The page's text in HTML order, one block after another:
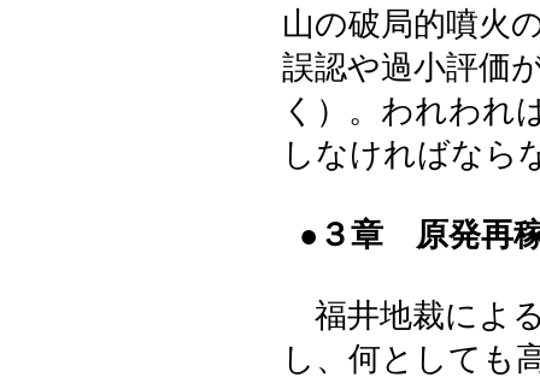
山の破局的噴火
誤認や過小評価
く）。われわれ
しなければなら
●３章 原発再
福井地裁によ
し、何としても